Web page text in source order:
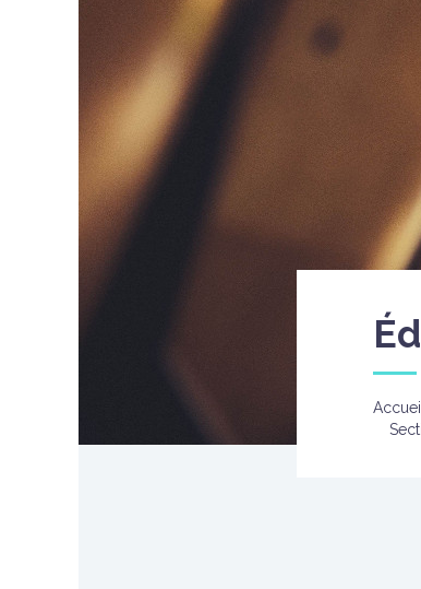
Accueil